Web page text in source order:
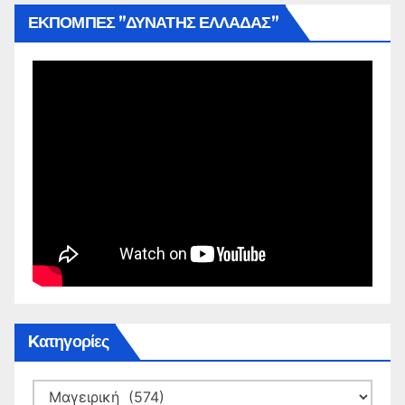
ΕΚΠΟΜΠΕΣ ”ΔΥΝΑΤΗΣ ΕΛΛΑΔΑΣ”
Kατηγορίες
Kατηγορίες